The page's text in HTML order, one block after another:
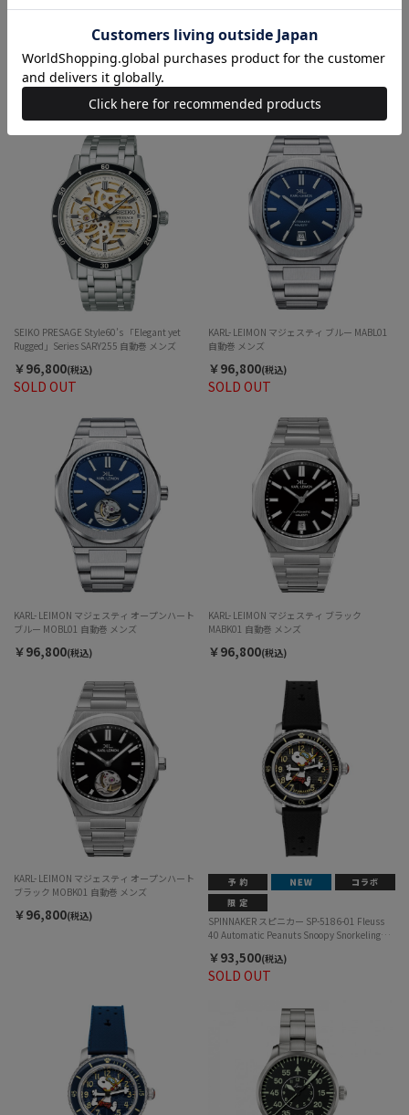
Laco ラコ 862161 パイロット アウクスブルク
グラウ39 自動巻
(税込)
Laco ラコ 862162 PILOT Aachen Grau39 自
￥96,800(税込)
SOLD OUT
SEIKO PRESAGE Style60’s 「Elegant yet
Rugged」Series SARY255 自動巻 メンズ
￥96,800(税込)
SOLD OUT
KARL- LEIMON マジェスティ ブルー MABL01
自動巻 メンズ
￥96,800(税込)
KARL- LEIMON マジェスティ オープンハート
ブルー MOBL01 自動巻 メンズ
￥96,800(税込)
KARL- LEIMON マジェスティ ブラック
MABK01 自動巻 メンズ
￥96,800(税込)
KARL- LEIMON マジェスティ オープンハート
ブラック MOBK01 自動巻 メンズ
￥96,800(税込)
SOLD OUT
SPINNAKER スピニカー SP-5186-01 Fleuss
40 Automatic Peanuts Snoopy Snorkeling
ク ピーナッツ スヌーピー シュノーケリング
リミテッドエディション 自動巻 メンズ
￥93,500(税込)